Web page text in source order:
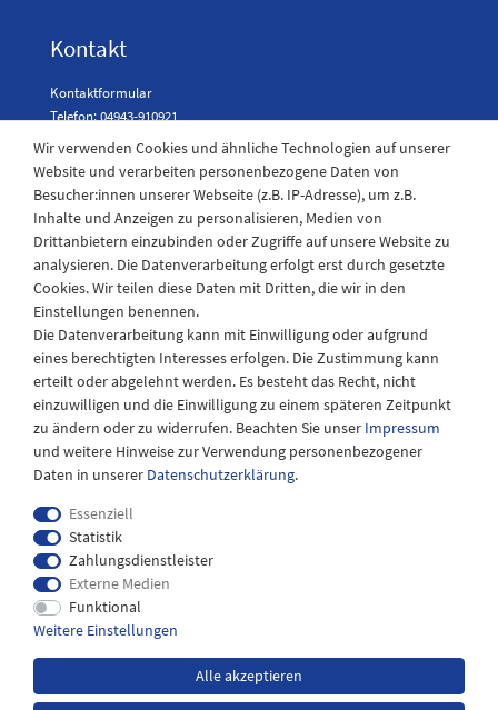
Kontakt
Kontaktformular
Telefon: 04943-910921
Laden Öffnungszeiten
Montag - Freitag
08:30 - 12:30 und 13.00 - 17.30 Uhr
Samstags
08:30 bis 12:30 Uhr
Impressum
Widerrufs­recht
Wir verwenden Cookies und ähnliche Technologien auf unserer
Website und verarbeiten personenbezogene Daten von
Besucher:innen unserer Webseite (z.B. IP-Adresse), um z.B.
Inhalte und Anzeigen zu personalisieren, Medien von
Drittanbietern einzubinden oder Zugriffe auf unsere Website zu
analysieren. Die Datenverarbeitung erfolgt erst durch gesetzte
Cookies. Wir teilen diese Daten mit Dritten, die wir in den
Einstellungen benennen.
Die Datenverarbeitung kann mit Einwilligung oder aufgrund
eines berechtigten Interesses erfolgen. Die Zustimmung kann
erteilt oder abgelehnt werden. Es besteht das Recht, nicht
einzuwilligen und die Einwilligung zu einem späteren Zeitpunkt
zu ändern oder zu widerrufen. Beachten Sie unser Impressum
und weitere Hinweise zur Verwendung personenbezogener
Daten in unserer Daten­schutz­erklärung.
Essenziell
Statistik
Zahlungsdienstleister
Externe Medien
Funktional
Weitere Einstellungen
Alle akzeptieren